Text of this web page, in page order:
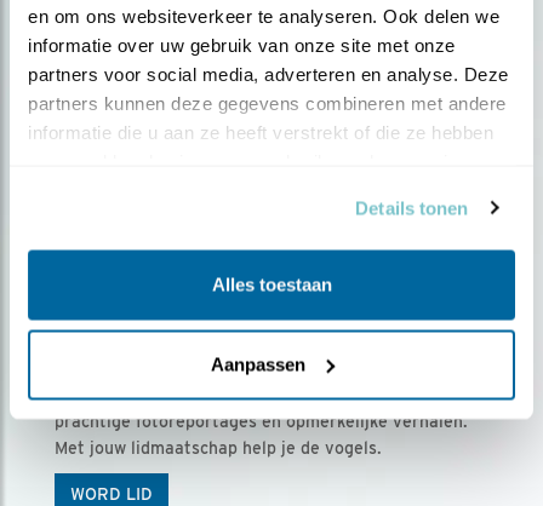
en om ons websiteverkeer te analyseren. Ook delen we
informatie over uw gebruik van onze site met onze
partners voor social media, adverteren en analyse. Deze
partners kunnen deze gegevens combineren met andere
informatie die u aan ze heeft verstrekt of die ze hebben
Details tonen
Alles toestaan
Aanpassen
Ontvang 5 x Vogels voor € 36,00 per jaar
Vogels is het tijdschrift voor onze leden, met
prachtige fotoreportages en opmerkelijke verhalen.
Met jouw lidmaatschap help je de vogels.
WORD LID